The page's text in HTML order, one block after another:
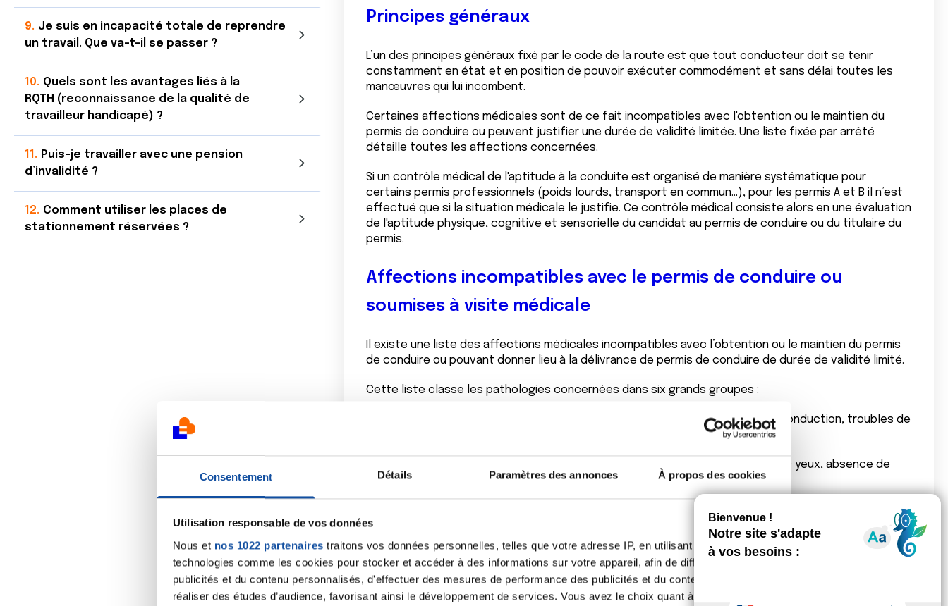
Consentement Détails Paramètres des annonces À propos des cookies
Utilisation responsable de vos données
Nous et nos 1022 partenaires traitons vos données personnelles, telles que votre adresse IP, en utilisant des
technologies comme les cookies pour stocker et accéder à des informations sur votre appareil, afin de diffuser des
publicités et du contenu personnalisés, d'effectuer des mesures de performance des publicités et du contenu, ainsi que de
réaliser des études d’audience, favorisant ainsi le développement de services. Vous avez le choix quant à l'utilisation de
Je suis en incapacité totale de reprendre
un travail. Que va-t-il se passer ?
Quels sont les avantages liés à la
RQTH (reconnaissance de la qualité de
travailleur handicapé) ?
Puis-je travailler avec une pension
d’invalidité ?
Comment utiliser les places de
stationnement réservées ?
Principes généraux
L’un des principes généraux fixé par le code de la route est que tout conducteur doit se tenir
constamment en état et en position de pouvoir exécuter commodément et sans délai toutes les
manœuvres qui lui incombent.
Certaines affections médicales sont de ce fait incompatibles avec l'obtention ou le maintien du
permis de conduire ou peuvent justifier une durée de validité limitée. Une liste fixée par arrêté
détaille toutes les affections concernées.
Si un contrôle médical de l'aptitude à la conduite est organisé de manière systématique pour
certains permis professionnels (poids lourds, transport en commun…), pour les permis A et B il n’est
effectué que si la situation médicale le justifie. Ce contrôle médical consiste alors en une évaluation
de l'aptitude physique, cognitive et sensorielle du candidat au permis de conduire ou du titulaire du
permis.
Affections incompatibles avec le permis de conduire ou
soumises à visite médicale
Il existe une liste des affections médicales incompatibles avec l’obtention ou le maintien du permis
de conduire ou pouvant donner lieu à la délivrance de permis de conduire de durée de validité limité.
Cette liste classe les pathologies concernées dans six grands groupes :
: troubles du rythme cardiaque et/ou de la conduction, troubles de
: diminution du champ visuel, trouble de la mobilité des yeux, absence de
vision nocturne, perte de la vision, etc.
- Pratiques addictives – Neurologie - Psychiatrie
: prise de médicaments susceptibles d’altérer
la capacité de conduite ou le comportement des conducteurs, troubles du sommeil, accidents
vasculaires cérébraux, épilepsie, etc.
- Appareil locomoteur(membres supérieurs, inférieurs et rachis) : amputation, ankylose, raideur,